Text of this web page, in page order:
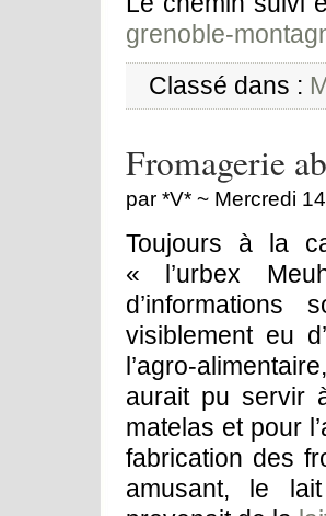
grenoble-
Classé dans :
Fromagerie
par *V* ~ Mercredi
Toujours à la
« l’urbex
visiblement eu
l’agro-
aurait pu servir
matelas et pour
fabrication des
amusant, le